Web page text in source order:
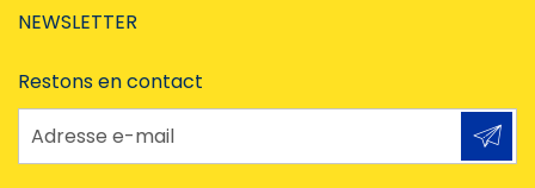
NEWSLETTER
Restons en contact
Adresse e-mail